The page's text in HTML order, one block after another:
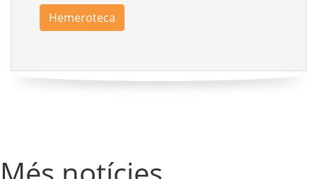
Hemeroteca